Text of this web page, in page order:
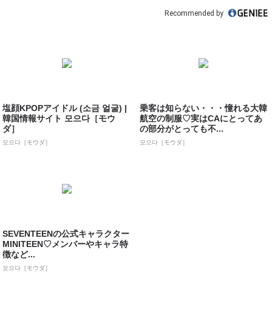
Recommended by
塩顔KPOPアイドル (소금 얼굴) |
韓国情報サイト 모으다［モウ
ダ］
모으다［モウダ］
乗客は知らない・・・憧れる大韓
航空の制服♡実はCAにとってあ
の部分がとっても不...
모으다［モウダ］
SEVENTEENの公式キャラクター
MINITEEN♡メンバーやキャラ特
徴など...
모으다［モウダ］